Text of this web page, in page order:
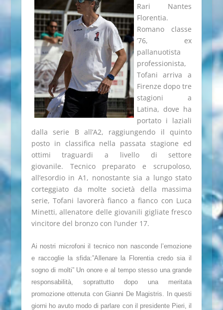
Rari Nantes
Florentia.
Romano classe
’76, ex
pallanuotista
professionista,
Tofani arriva a
Firenze dopo tre
stagioni a
Latina, dove ha
portato i laziali
dalla serie B all’A2, raggiungendo il quinto
posto in classifica nella passata stagione ed
ottimi traguardi a livello di settore
giovanile. Tecnico preparato e scrupoloso,
all’esordio in A1, nonostante sia a lungo stato
corteggiato da molte società della massima
serie, Tofani lavorerà fianco a fianco con Luca
Minetti, allenatore delle giovanili gigliate fresco
vincitore del bronzo con l’under 17.
Ai nostri microfoni il tecnico non nasconde l’emozione
e raccoglie la sfida:”Allenare la Florentia credo sia il
sogno di molti” Un onore e al tempo stesso una grande
responsabilità, soprattutto dopo una meritata
promozione ottenuta con Gianni De Magistris. In questi
giorni ho avuto modo di parlare con il presidente Pieri, il